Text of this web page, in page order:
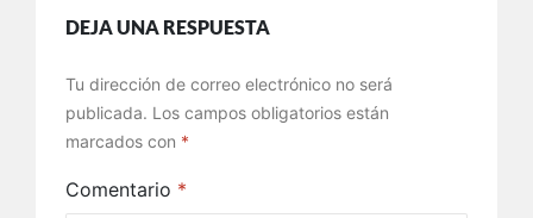
DEJA UNA RESPUESTA
Tu dirección de correo electrónico no será
publicada. Los campos obligatorios están
marcados con *
Comentario *